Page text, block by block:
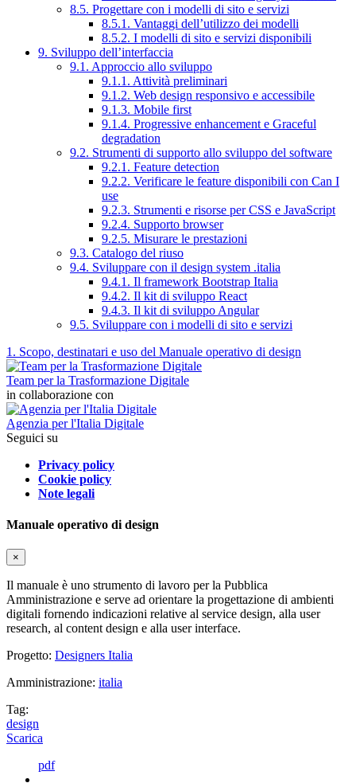
8.5. Progettare con i modelli di sito e servizi
8.5.1. Vantaggi dell’utilizzo dei modelli
8.5.2. I modelli di sito e servizi disponibili
9. Sviluppo dell’interfaccia
9.1. Approccio allo sviluppo
9.1.1. Attività preliminari
9.1.2. Web design responsivo e accessibile
9.1.3. Mobile first
9.1.4. Progressive enhancement e Graceful
degradation
9.2. Strumenti di supporto allo sviluppo del software
9.2.1. Feature detection
9.2.2. Verificare le feature disponibili con Can I
use
9.2.3. Strumenti e risorse per CSS e JavaScript
9.2.4. Supporto browser
9.2.5. Misurare le prestazioni
9.3. Catalogo del riuso
9.4. Sviluppare con il design system .italia
9.4.1. Il framework Bootstrap Italia
9.4.2. Il kit di sviluppo React
9.4.3. Il kit di sviluppo Angular
9.5. Sviluppare con i modelli di sito e servizi
1. Scopo, destinatari e uso del Manuale operativo di design
Team per la Trasformazione Digitale
in collaborazione con
Agenzia per l'Italia Digitale
Seguici su
Privacy policy
Cookie policy
Note legali
Manuale operativo di design
×
Il manuale è uno strumento di lavoro per la Pubblica
Amministrazione e serve ad orientare la progettazione di ambienti
digitali fornendo indicazioni relative al service design, alla user
research, al content design e alla user interface.
Progetto: Designers Italia
Amministrazione: italia
Tag:
design
Scarica
pdf